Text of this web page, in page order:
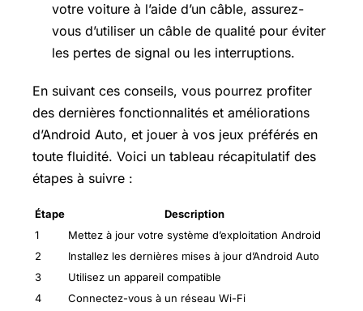
votre voiture à l’aide d’un câble, assurez-
vous d’utiliser un câble de qualité pour éviter
les pertes de signal ou les interruptions.
En suivant ces conseils, vous pourrez profiter
des dernières fonctionnalités et améliorations
d’Android Auto, et jouer à vos jeux préférés en
toute fluidité. Voici un tableau récapitulatif des
étapes à suivre :
Étape
Description
1
Mettez à jour votre système d’exploitation Android
2
Installez les dernières mises à jour d’Android Auto
3
Utilisez un appareil compatible
4
Connectez-vous à un réseau Wi-Fi